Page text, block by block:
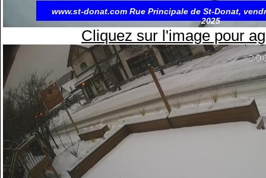
www.st-donat.com Rue Principale de St-Donat,
2025
Cliquez sur l'image pour